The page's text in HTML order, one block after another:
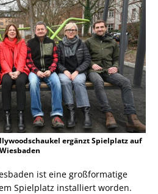
ergänzt Spielplatz auf
ist eine großformatige
Spielplatz installiert worden.